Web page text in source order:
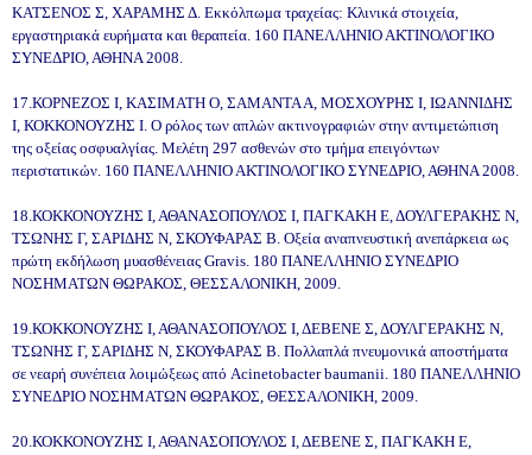
ΚΑΤΣΕΝΟΣ Σ, ΧΑΡΑΜΗΣ Δ. Εκκόλπωμα τραχείας: Κλινικά στοιχεία,
εργαστηριακά ευρήματα και θεραπεία. 160 ΠΑΝΕΛΛΗΝΙΟ ΑΚΤΙΝΟΛΟΓΙΚΟ
ΣΥΝΕΔΡΙΟ, ΑΘΗΝΑ 2008.
17.ΚΟΡΝΕΖΟΣ Ι, ΚΑΣΙΜΑΤΗ Ο, ΣΑΜΑΝΤΑ Α, ΜΟΣΧΟΥΡΗΣ Ι, ΙΩΑΝΝΙΔΗΣ
Ι, ΚΟΚΚΟΝΟΥΖΗΣ Ι. Ο ρόλος των απλών ακτινογραφιών στην αντιμετώπιση
της οξείας οσφυαλγίας. Μελέτη 297 ασθενών στο τμήμα επειγόντων
περιστατικών. 160 ΠΑΝΕΛΛΗΝΙΟ ΑΚΤΙΝΟΛΟΓΙΚΟ ΣΥΝΕΔΡΙΟ, ΑΘΗΝΑ 2008.
18.ΚΟΚΚΟΝΟΥΖΗΣ Ι, ΑΘΑΝΑΣΟΠΟΥΛΟΣ Ι, ΠΑΓΚΑΚΗ Ε, ΔΟΥΛΓΕΡΑΚΗΣ Ν,
ΤΣΩΝΗΣ Γ, ΣΑΡΙΔΗΣ Ν, ΣΚΟΥΦΑΡΑΣ Β. Οξεία αναπνευστική ανεπάρκεια ως
πρώτη εκδήλωση μυασθένειας Gravis. 180 ΠΑΝΕΛΛΗΝΙΟ ΣΥΝΕΔΡΙΟ
ΝΟΣΗΜΑΤΩΝ ΘΩΡΑΚΟΣ, ΘΕΣΣΑΛΟΝΙΚΗ, 2009.
19.ΚΟΚΚΟΝΟΥΖΗΣ Ι, ΑΘΑΝΑΣΟΠΟΥΛΟΣ Ι, ΔΕΒΕΝΕ Σ, ΔΟΥΛΓΕΡΑΚΗΣ Ν,
ΤΣΩΝΗΣ Γ, ΣΑΡΙΔΗΣ Ν, ΣΚΟΥΦΑΡΑΣ Β. Πολλαπλά πνευμονικά αποστήματα
σε νεαρή συνέπεια λοιμώξεως από Acinetobacter baumanii. 180 ΠΑΝΕΛΛΗΝΙΟ
ΣΥΝΕΔΡΙΟ ΝΟΣΗΜΑΤΩΝ ΘΩΡΑΚΟΣ, ΘΕΣΣΑΛΟΝΙΚΗ, 2009.
20.ΚΟΚΚΟΝΟΥΖΗΣ Ι, ΑΘΑΝΑΣΟΠΟΥΛΟΣ Ι, ΔΕΒΕΝΕ Σ, ΠΑΓΚΑΚΗ Ε,